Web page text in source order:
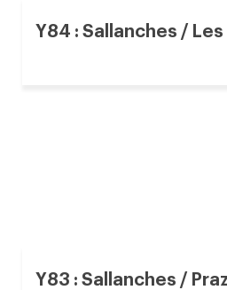
Y84 : Sallanches /
Y83 : Sallanches /